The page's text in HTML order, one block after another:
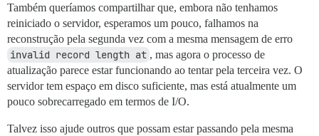
Também queríamos compartilhar que, embora não tenhamos
reiniciado o servidor, esperamos um pouco, falhamos na
reconstrução pela segunda vez com a mesma mensagem de erro
invalid record length at , mas agora o processo de
atualização parece estar funcionando ao tentar pela terceira vez. O
servidor tem espaço em disco suficiente, mas está atualmente um
pouco sobrecarregado em termos de I/O.
Talvez isso ajude outros que possam estar passando pela mesma